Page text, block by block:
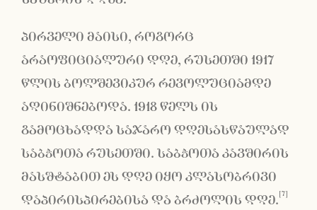
პირველი მაისი, როგორც
არაოფიციალური დღე, რუსეთში 1917
წლის ბოლშევიკურ რევოლუციამდე
აღინიშნებოდა. 1918 წელს ის
გამოცხადდა საჯარო დღესასწაულად
საბჭოთა რუსეთში. საბჭოთა კავშირის
მასშტაბით ეს დღე იყო კლასობრივი
დაპირისპირებისა და ბრძოლის დღე.[7]